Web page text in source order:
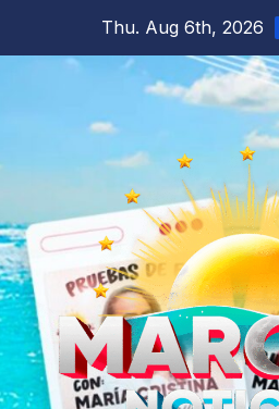
Thu. Aug 6th, 2026